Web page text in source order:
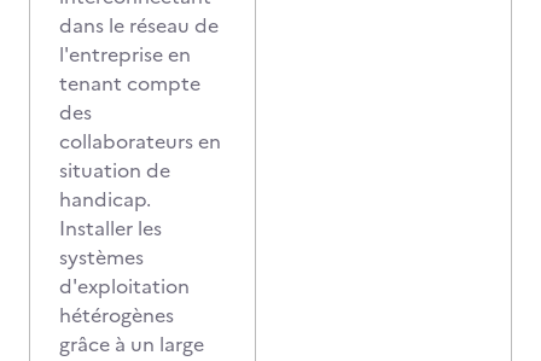
dans le réseau de
l'entreprise en
tenant compte
des
collaborateurs en
situation de
handicap.
Installer les
systèmes
d'exploitation
hétérogènes
grâce à un large